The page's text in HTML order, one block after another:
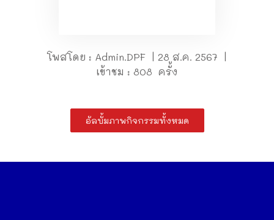
โพสโดย : Admin.DPF | 28 ส.ค. 2567 |
เข้าชม : 808 ครั้ง
อัลบั้มภาพกิจกรรมทั้งหมด